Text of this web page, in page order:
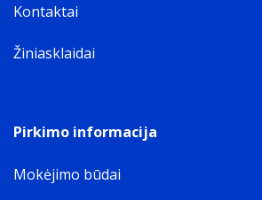
Kontaktai
Žiniasklaidai
Pirkimo informacija
Mokėjimo būdai